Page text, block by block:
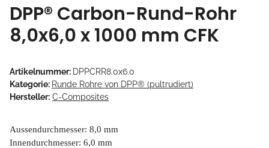
DPP® Carbon-Rund-Rohr
8,0x6,0 x 1000 mm CFK
Artikelnummer: DPPCRR8.0x6.0
Kategorie: Runde Rohre von DPP® (pultrudiert)
Hersteller: C-Composites
Aussendurchmesser: 8,0 mm
Innendurchmesser: 6,0 mm